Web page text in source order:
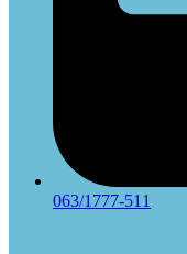
063/1777-511